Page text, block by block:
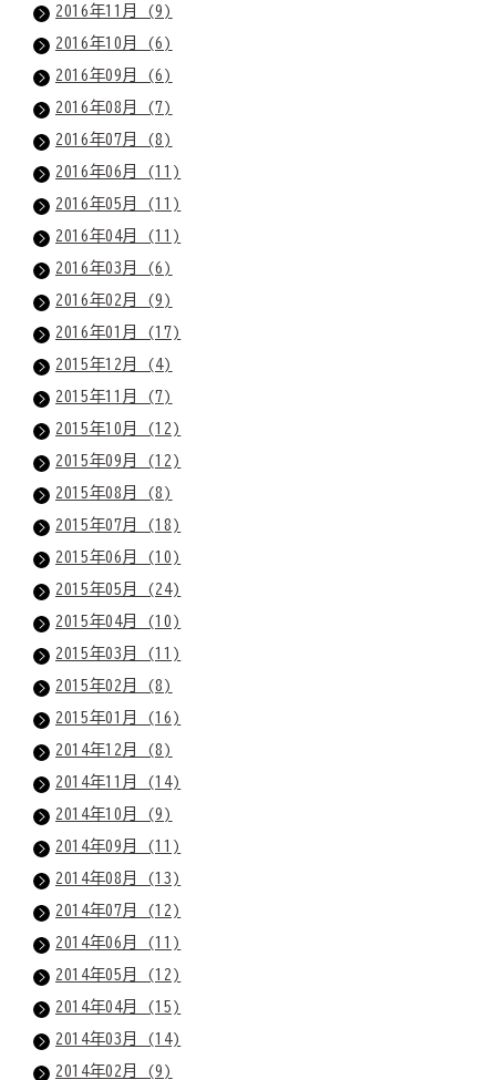
2016年11月 (9)
2016年10月 (6)
2016年09月 (6)
2016年08月 (7)
2016年07月 (8)
2016年06月 (11)
2016年05月 (11)
2016年04月 (11)
2016年03月 (6)
2016年02月 (9)
2016年01月 (17)
2015年12月 (4)
2015年11月 (7)
2015年10月 (12)
2015年09月 (12)
2015年08月 (8)
2015年07月 (18)
2015年06月 (10)
2015年05月 (24)
2015年04月 (10)
2015年03月 (11)
2015年02月 (8)
2015年01月 (16)
2014年12月 (8)
2014年11月 (14)
2014年10月 (9)
2014年09月 (11)
2014年08月 (13)
2014年07月 (12)
2014年06月 (11)
2014年05月 (12)
2014年04月 (15)
2014年03月 (14)
2014年02月 (9)